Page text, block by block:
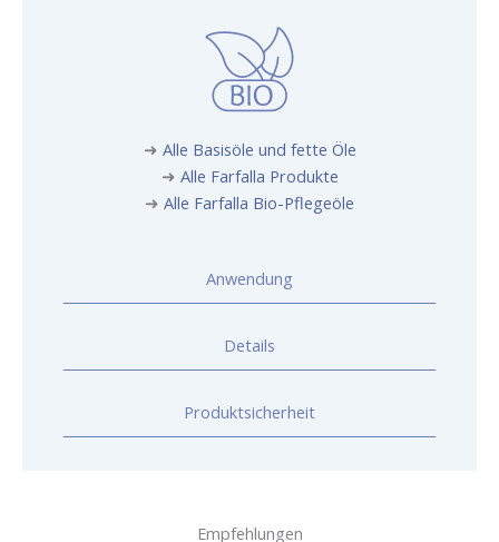
➜ Alle Basisöle und fette Öle
➜ Alle Farfalla Produkte
➜ Alle Farfalla Bio-Pflegeöle
Anwendung
Details
Produktsicherheit
Empfehlungen